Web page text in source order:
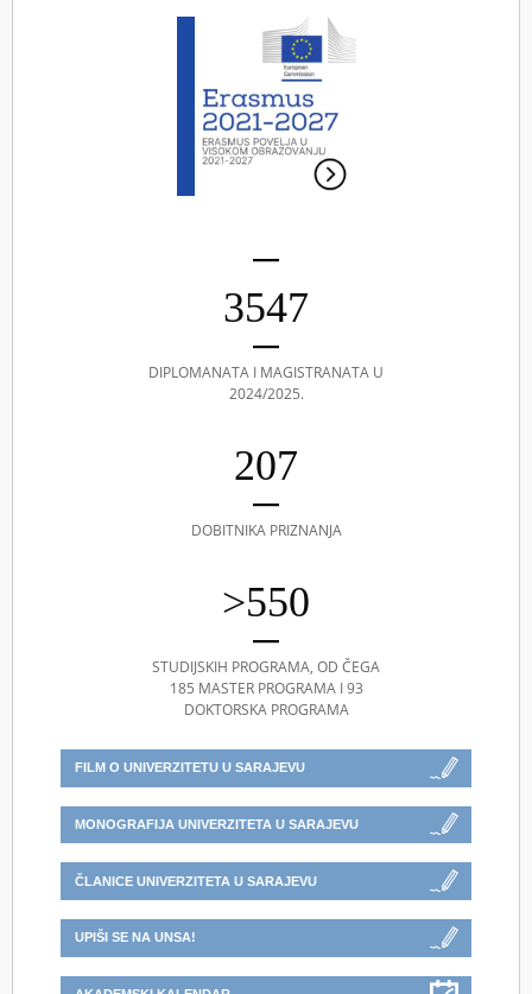
3547
DIPLOMANATA I MAGISTRANATA U
2024/2025.
207
DOBITNIKA PRIZNANJA
>550
STUDIJSKIH PROGRAMA, OD ČEGA
185 MASTER PROGRAMA I 93
DOKTORSKA PROGRAMA
FILM O UNIVERZITETU U SARAJEVU
MONOGRAFIJA UNIVERZITETA U SARAJEVU
ČLANICE UNIVERZITETA U SARAJEVU
UPIŠI SE NA UNSA!